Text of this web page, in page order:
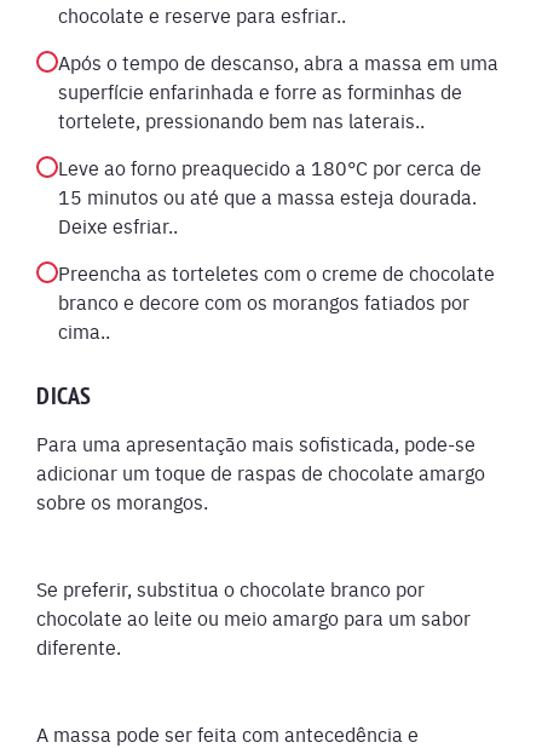
chocolate e reserve para esfriar..
Após o tempo de descanso, abra a massa em uma
superfície enfarinhada e forre as forminhas de
tortelete, pressionando bem nas laterais..
Leve ao forno preaquecido a 180°C por cerca de
15 minutos ou até que a massa esteja dourada.
Deixe esfriar..
Preencha as torteletes com o creme de chocolate
branco e decore com os morangos fatiados por
cima..
DICAS
Para uma apresentação mais sofisticada, pode-se
adicionar um toque de raspas de chocolate amargo
sobre os morangos.
Se preferir, substitua o chocolate branco por
chocolate ao leite ou meio amargo para um sabor
diferente.
A massa pode ser feita com antecedência e